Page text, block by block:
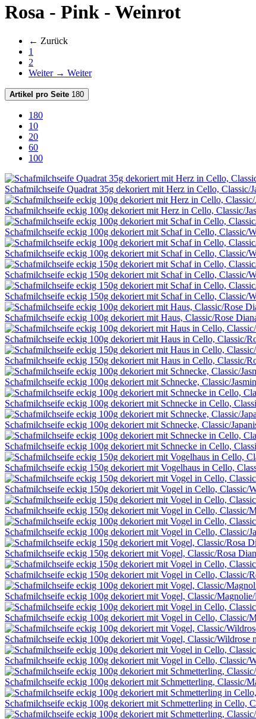
Rosa - Pink - Weinrot
← Zurück
1
2
Weiter → Weiter
Artikel pro Seite 180
180
10
20
60
100
Schafmilchseife Quadrat 35g dekoriert mit Herz in Cello, Classic/
Schafmilchseife eckig 100g dekoriert mit Herz in Cello, Classic/
Schafmilchseife eckig 100g dekoriert mit Schaf in Cello, Classic/
Schafmilchseife eckig 100g dekoriert mit Schaf in Cello, Classic/
Schafmilchseife eckig 150g dekoriert mit Schaf in Cello, Classic/
Schafmilchseife eckig 150g dekoriert mit Schaf in Cello, Classic/
Schafmilchseife eckig 100g dekoriert mit Haus, Classic/Rose
Schafmilchseife eckig 100g dekoriert mit Haus in Cello, Classic/
Schafmilchseife eckig 150g dekoriert mit Haus in Cello, Classic/
Schafmilchseife eckig 100g dekoriert mit Schnecke, Classic/Jasmin
Schafmilchseife eckig 100g dekoriert mit Schnecke in Cello,
Schafmilchseife eckig 100g dekoriert mit Schnecke, Classic/
Schafmilchseife eckig 100g dekoriert mit Schnecke in Cello,
Schafmilchseife eckig 150g dekoriert mit Vogelhaus in Cello,
Schafmilchseife eckig 150g dekoriert mit Vogel in Cello, Classic/
Schafmilchseife eckig 150g dekoriert mit Vogel in Cello, Classic/
Schafmilchseife eckig 100g dekoriert mit Vogel in Cello, Classic/
Schafmilchseife eckig 150g dekoriert mit Vogel, Classic/Rosa
Schafmilchseife eckig 150g dekoriert mit Vogel in Cello, Classic/
Schafmilchseife eckig 100g dekoriert mit Vogel, Classic/
Schafmilchseife eckig 100g dekoriert mit Vogel in Cello, Classic/
Schafmilchseife eckig 100g dekoriert mit Vogel, Classic/Wildrose
Schafmilchseife eckig 100g dekoriert mit Vogel in Cello, Classic/
Schafmilchseife eckig 100g dekoriert mit Schmetterling, Classic/
Schafmilchseife eckig 100g dekoriert mit Schmetterling in Cello,